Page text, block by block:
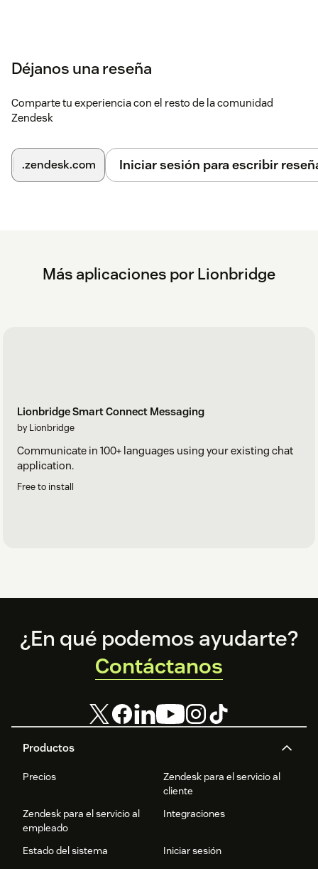
Déjanos una reseña
Comparte tu experiencia con el resto de la comunidad
Zendesk
.zendesk.com Iniciar sesión para escribir
Más aplicaciones por Lionbridge
Lionbridge Smart Connect Messaging
by Lionbridge
Communicate in 100+ languages using your existing chat
application.
Free to install
Footer
Productos
Precios
Zendesk para el servicio al
cliente
Zendesk para el servicio al
empleado
Integraciones
Estado del sistema
Iniciar sesión
¿En qué podemos ayudarte?
Contáctanos